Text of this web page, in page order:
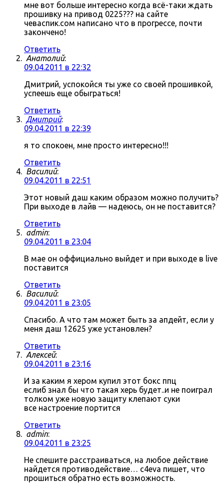
мне вот больше интересно когда всё-таки ждать
прошивку на привод 0225??? на сайте
чеваспик.сом написано что в прогрессе, почти
закончено!
Ответить
Анатолий:
09.04.2011 в 22:32
Дмитрий, успокойся ты уже со своей прошивкой,
успеешь еще обыграться!
Ответить
Дмитрий:
09.04.2011 в 22:39
я то спокоен, мне просто интересно!!!
Ответить
Василий:
09.04.2011 в 22:51
Этот новый даш каким образом можно получить?
При выходе в лайв — надеюсь, он не поставится?
Ответить
admin:
09.04.2011 в 23:04
В мае он оффициально выйдет и при выходе в live
поставится
Ответить
Василий:
09.04.2011 в 23:05
Спасибо. А что там может быть за апдейт, если у
меня даш 12625 уже установлен?
Ответить
Алексей:
09.04.2011 в 23:16
И за каким я хером купил этот бокс ппц
еслиб знал бы что такая херь будет..и не поиграл
толком уже новую защиту клепают суки
все настроение портится
Ответить
admin:
09.04.2011 в 23:25
Не спешите расстраиваться, на любое действие
найдется противодействие… c4eva пишет, что
прошиться обратно есть возможность.